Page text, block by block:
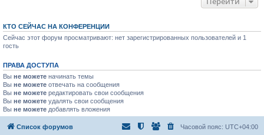
КТО СЕЙЧАС НА КОНФЕРЕНЦИИ
Сейчас этот форум просматривают: нет зарегистрированных пользователей и 1
гость
ПРАВА ДОСТУПА
Вы не можете начинать темы
Вы не можете отвечать на сообщения
Вы не можете редактировать свои сообщения
Вы не можете удалять свои сообщения
Вы не можете добавлять вложения
Список форумов Часовой пояс: UTC+04:00